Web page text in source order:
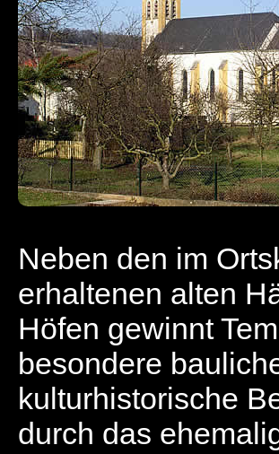
Neben den im
erhaltenen alten
Höfen gewinnt
besondere
kulturhistorische
durch das